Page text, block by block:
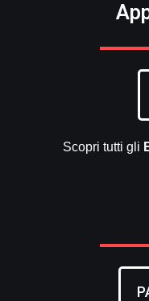
Scopri tutti gli